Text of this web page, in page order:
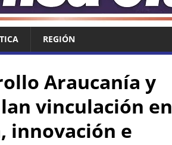
REGIÓN
Araucanía y
vinculación en
innovación e